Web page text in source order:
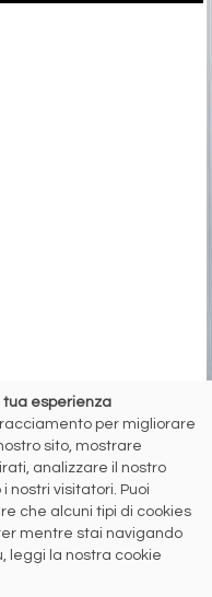
Group s.r.l.
tua esperienza
per migliorare
sito, mostrare
analizzare il nostro
nostri visitatori. Puoi
che alcuni tipi di cookies
mentre stai navigando
leggi la nostra cookie